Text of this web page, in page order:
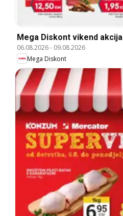
Mega Diskont vikend akcija
06.08.2026- 09.08.2026
Mega Diskont